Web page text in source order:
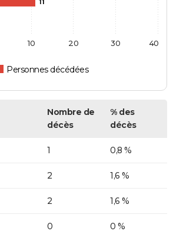
11
Personnes décédées
10 20 30 40
Nombre de
décès
% des
décès
1 0,8 %
2 1,6 %
2 1,6 %
0 0 %